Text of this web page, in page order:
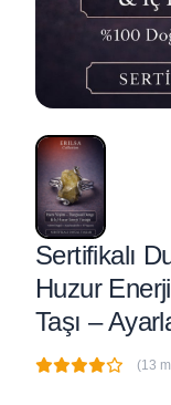
Sertifikalı
Huzur
Taşı –
(13